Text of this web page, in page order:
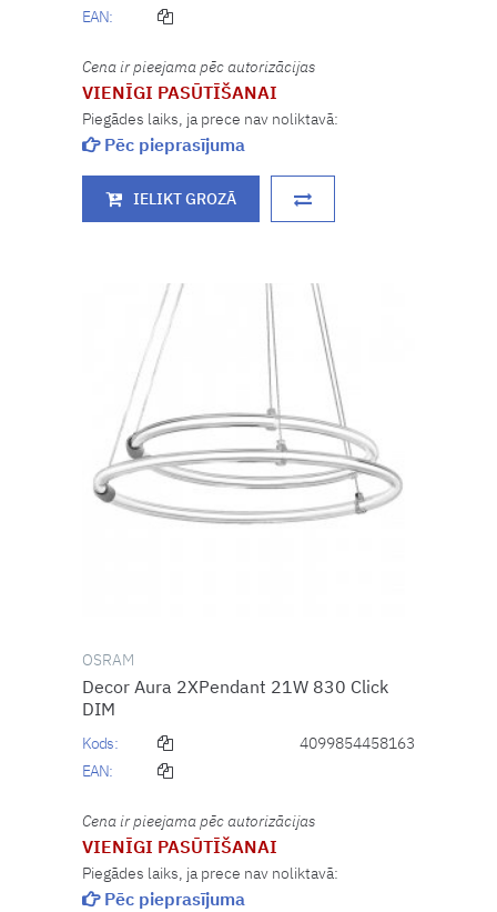
EAN:
Cena ir pieejama pēc autorizācijas
VIENĪGI PASŪTĪŠANAI
Piegādes laiks, ja prece nav noliktavā:
Pēc pieprasījuma
IELIKT GROZĀ
OSRAM
Decor Aura 2XPendant 21W 830 Click
DIM
Kods:
4099854458163
EAN:
Cena ir pieejama pēc autorizācijas
VIENĪGI PASŪTĪŠANAI
Piegādes laiks, ja prece nav noliktavā:
Pēc pieprasījuma